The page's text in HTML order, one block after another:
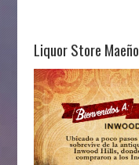
Liquor Store Maeño